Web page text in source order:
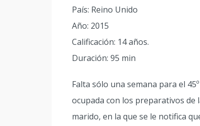
País: Reino Unido
Año: 2015
Calificación: 14 años.
Duración: 95 min
Falta sólo una semana para el
ocupada con los preparativos de
marido, en la que se le notifica